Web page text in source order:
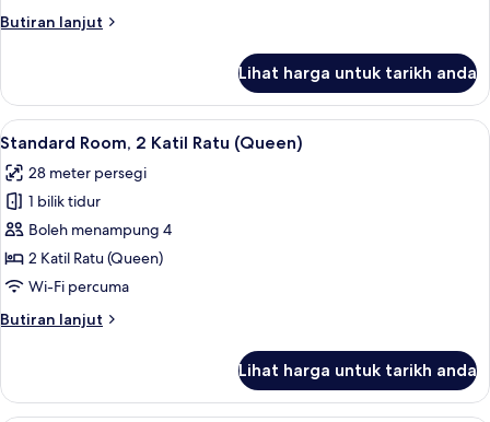
Ratu
Butiran lanjut
Butiran
Room,
Katil
(Queen)
Lihat harga untuk tarikh anda
Lihat
semua
foto
untuk
Standard
Room,
2
Ratu
Standard Room, 2 Katil Ratu
5
Standard Room, 2 Katil Ratu (Queen)
28 meter persegi
1 bilik tidur
Boleh menampung 4
2 Katil Ratu (Queen)
Wi-Fi percuma
Butiran lanjut
Butiran
Room,
Lihat harga untuk tarikh anda